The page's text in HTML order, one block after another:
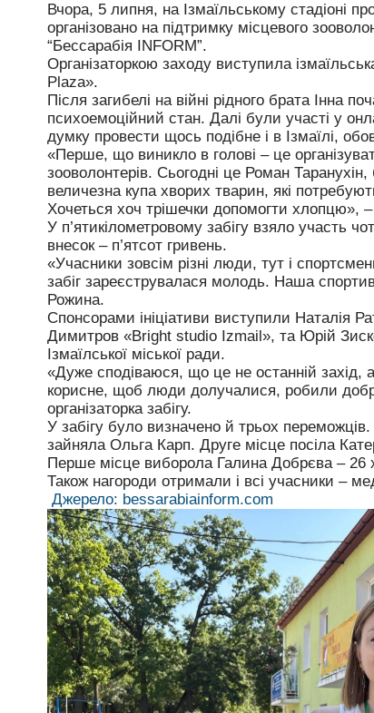
Вчора, 5 липня, на Ізмаїльському стадіоні
організовано на підтримку місцевого
“Бессарабія INFORM”.
Організаторкою заходу виступила
Plaza».
Після загибелі на війні рідного брата Інна
психоемоційний стан. Далі були участі у
думку провести щось подібне і в Ізмаїлі,
«Перше, що виникло в голові – це
зооволонтерів. Сьогодні це Роман
величезна купа хворих тварин, які
Хочеться хоч трішечки допомогти хлопцю», –
У п’ятикілометровому забігу взяло участь
внесок – п’ятсот гривень.
«Учасники зовсім різні люди, тут і
забіг зареєструвалася молодь. Наша
Рожина.
Спонсорами ініціативи виступили Наталія
Димитров «Bright studio Izmail», та Юрій
Ізмаїлської міської ради.
«Дуже сподіваюся, що це не останній захід,
корисне, щоб люди долучалися, робили
організаторка забігу.
У забігу було визначено й трьох
зайняла Ольга Карп. Друге місце посіла
Перше місце виборола Галина Добрєва – 26
Також нагороди отримали і всі учасники –
Джерело: bessarabiainform.com